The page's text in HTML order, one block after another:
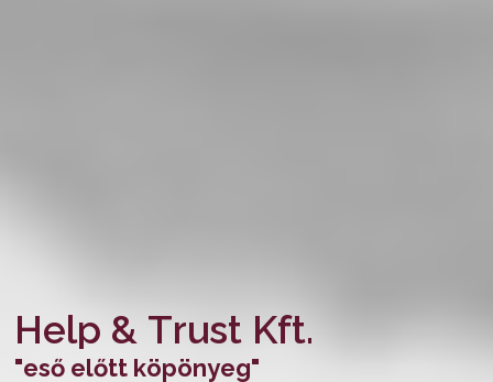
Help & Trust Kft.
"eső előtt köpönyeg"